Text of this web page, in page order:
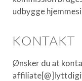
udbygge
KONTAKT
Ønsker du at